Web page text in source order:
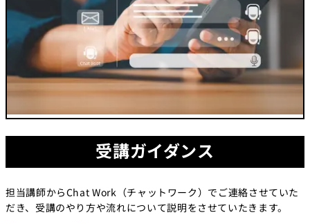
受講ガイダンス
担当講師からChat Work（チャットワーク）でご連絡させていた
だき、受講のやり方や流れについて説明をさせていたきます。